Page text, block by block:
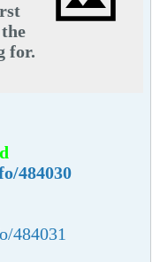
for.
484030
484031